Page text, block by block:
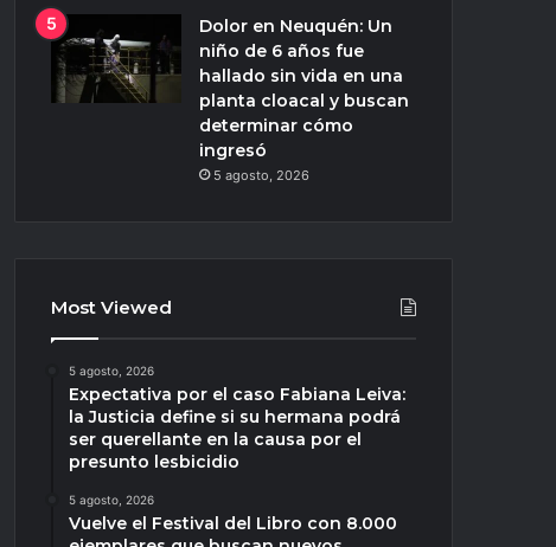
Dolor en Neuquén: Un
niño de 6 años fue
hallado sin vida en una
planta cloacal y buscan
determinar cómo
ingresó
5 agosto, 2026
Most Viewed
5 agosto, 2026
Expectativa por el caso Fabiana Leiva:
la Justicia define si su hermana podrá
ser querellante en la causa por el
presunto lesbicidio
5 agosto, 2026
Vuelve el Festival del Libro con 8.000